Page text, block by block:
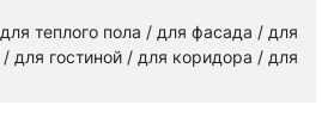
теплого пола / для фасада / для
для гостиной / для коридора / для